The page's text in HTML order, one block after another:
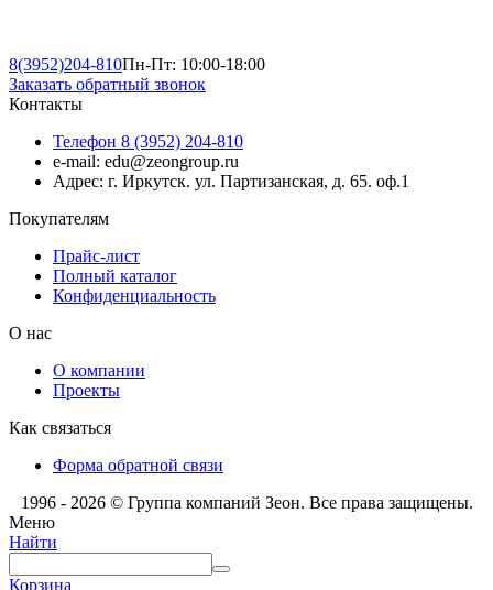
8(3952)204-810Пн-Пт: 10:00-18:00
Заказать обратный звонок
Контакты
Телефон 8 (3952) 204-810
e-mail: edu@zeongroup.ru
Адрес: г. Иркутск. ул. Партизанская, д. 65. оф.1
Покупателям
Прайс-лист
Полный каталог
Конфиденциальность
О нас
О компании
Проекты
Как связаться
Форма обратной связи
1996 - 2026 © Группа компаний Зеон. Все права защищены.
Меню
Найти
Корзина